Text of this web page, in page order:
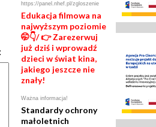
https://panel.nhef.pl/zgloszenie
Edukacja filmowa na
najwyższym poziomie
🤭👇/ 👉 Zarezerwuj
już dziś i wprowadź
dzieci w świat kina,
jakiego jeszcze nie
znały!
Ważna informacja!
Standardy ochrony
małoletnich